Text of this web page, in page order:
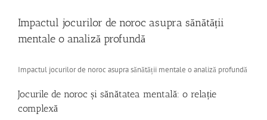
Impactul jocurilor de noroc asupra sănătății
mentale o analiză profundă
Impactul jocurilor de noroc asupra sănătății mentale o analiză profundă
Jocurile de noroc și sănătatea mentală: o relație
complexă